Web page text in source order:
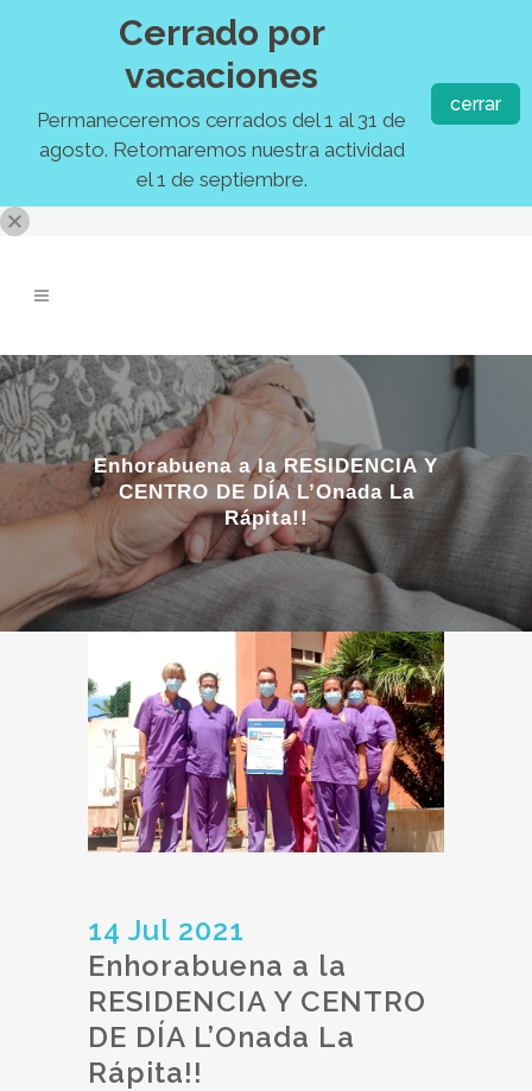
Enhorabuena a la RESIDENCIA Y
CENTRO DE DÍA L’Onada La
Rápita!!
14 Jul 2021
Enhorabuena a la
RESIDENCIA Y CENTRO
DE DÍA L’Onada La
Rápita!!
Cerrado por
vacaciones
Permaneceremos cerrados del 1 al 31 de
agosto. Retomaremos nuestra actividad
el 1 de septiembre.
cerrar